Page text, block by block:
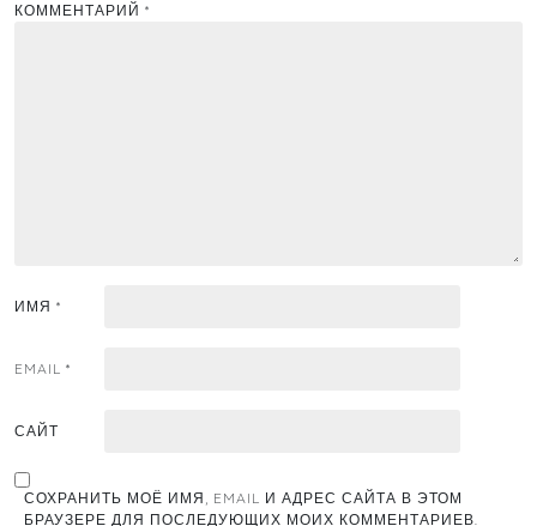
КОММЕНТАРИЙ *
ИМЯ *
EMAIL *
САЙТ
СОХРАНИТЬ МОЁ ИМЯ, EMAIL И АДРЕС САЙТА В ЭТОМ
БРАУЗЕРЕ ДЛЯ ПОСЛЕДУЮЩИХ МОИХ КОММЕНТАРИЕВ.